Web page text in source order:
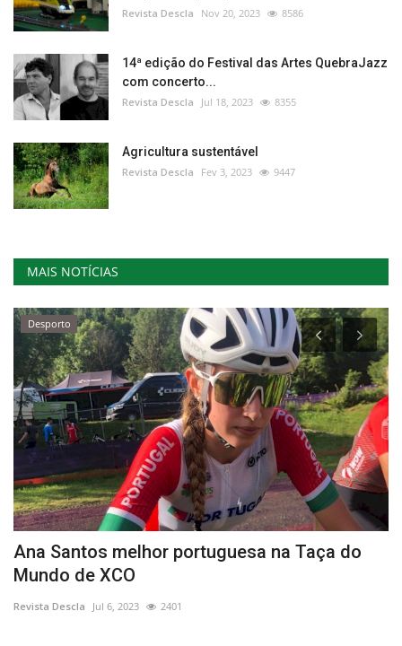
Revista Descla Nov 20, 2023 8586
14ª edição do Festival das Artes QuebraJazz
com concerto...
Revista Descla Jul 18, 2023 8355
Agricultura sustentável
Revista Descla Fev 3, 2023 9447
MAIS NOTÍCIAS
Desporto
Ana Santos melhor portuguesa na Taça do
Mundo de XCO
Revista Descla Jul 6, 2023 2401